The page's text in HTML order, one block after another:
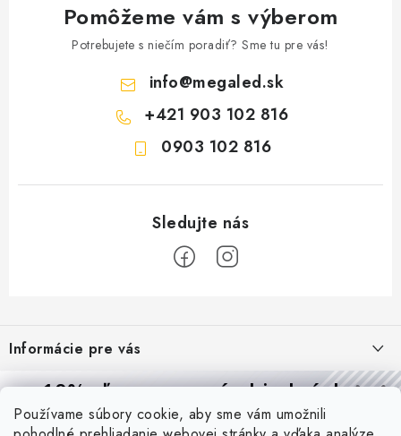
Používame súbory cookie, aby sme vám umožnili
Pomôžeme vám s výberom
Potrebujete s niečím poradiť? Sme tu pre vás!
info@megaled.sk
+421 903 102 816
0903 102 816
p
ä
Informácie pre vás
Reklamácie a formulár na odstúpenie od zmluvy
Obchodné podmienky
10% zľavana prvú objednávku
Prihláste sa azískajtezľavu aj praktické tipy,vďaka ktorým